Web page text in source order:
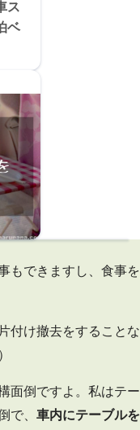
ス
ベ
中泊
）
もできますし、食事を
付け撤去をすることな
面倒ですよ。私はテー
で、 車内にテーブルを